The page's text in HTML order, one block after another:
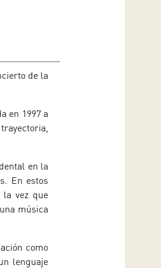
de la
en 1997 a
en la
En estos
la vez que
música
como
lenguaje